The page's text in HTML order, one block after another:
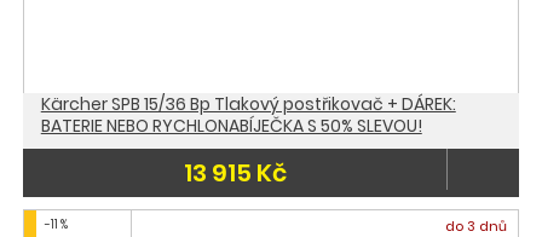
Kärcher SPB 15/36 Bp Tlakový postřikovač + DÁREK:
BATERIE NEBO RYCHLONABÍJEČKA S 50% SLEVOU!
13 915 Kč
-11 %
do 3 dnů